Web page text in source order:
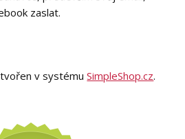
zaslat.
v systémuSimpleShop.cz.